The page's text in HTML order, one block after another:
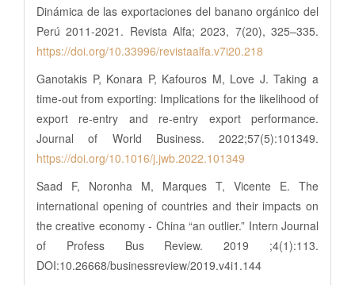
Dinámica de las exportaciones del banano orgánico del
Perú 2011-2021. Revista Alfa; 2023, 7(20), 325–335.
https://doi.org/10.33996/revistaalfa.v7i20.218
Ganotakis P, Konara P, Kafouros M, Love J. Taking a
time-out from exporting: Implications for the likelihood of
export re-entry and re-entry export performance.
Journal of World Business. 2022;57(5):101349.
https://doi.org/10.1016/j.jwb.2022.101349
Saad F, Noronha M, Marques T, Vicente E. The
international opening of countries and their impacts on
the creative economy - China “an outlier.” Intern Journal
of Profess Bus Review. 2019 ;4(1):113.
DOI:10.26668/businessreview/2019.v4i1.144